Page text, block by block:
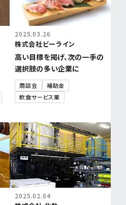
2025.03.26
株式会社ビーライン
高い目標を掲げ、次の一手の
選択肢の多い企業に
商談会
補助金
飲食サービス業
2025.02.04